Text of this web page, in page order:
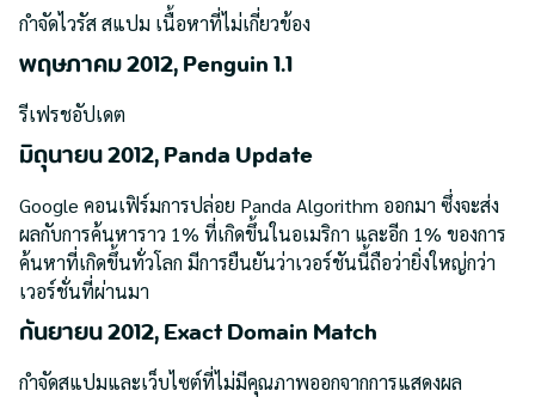
กำจัดไวรัส สแปม เนื้อหาที่ไม่เกี่ยวข้อง
พฤษภาคม 2012, Penguin 1.1
รีเฟรชอัปเดต
มิถุนายน 2012, Panda Update
Google คอนเฟิร์มการปล่อย Panda Algorithm ออกมา ซึ่งจะส่ง
ผลกับการค้นหาราว 1% ที่เกิดขึ้นในอเมริกา และอีก 1% ของการ
ค้นหาที่เกิดขึ้นทั่วโลก มีการยืนยันว่าเวอร์ชันนี้ถือว่ายิ่งใหญ่กว่า
เวอร์ชั่นที่ผ่านมา
กันยายน 2012, Exact Domain Match
กำจัดสแปมและเว็บไซต์ที่ไม่มีคุณภาพออกจากการแสดงผล